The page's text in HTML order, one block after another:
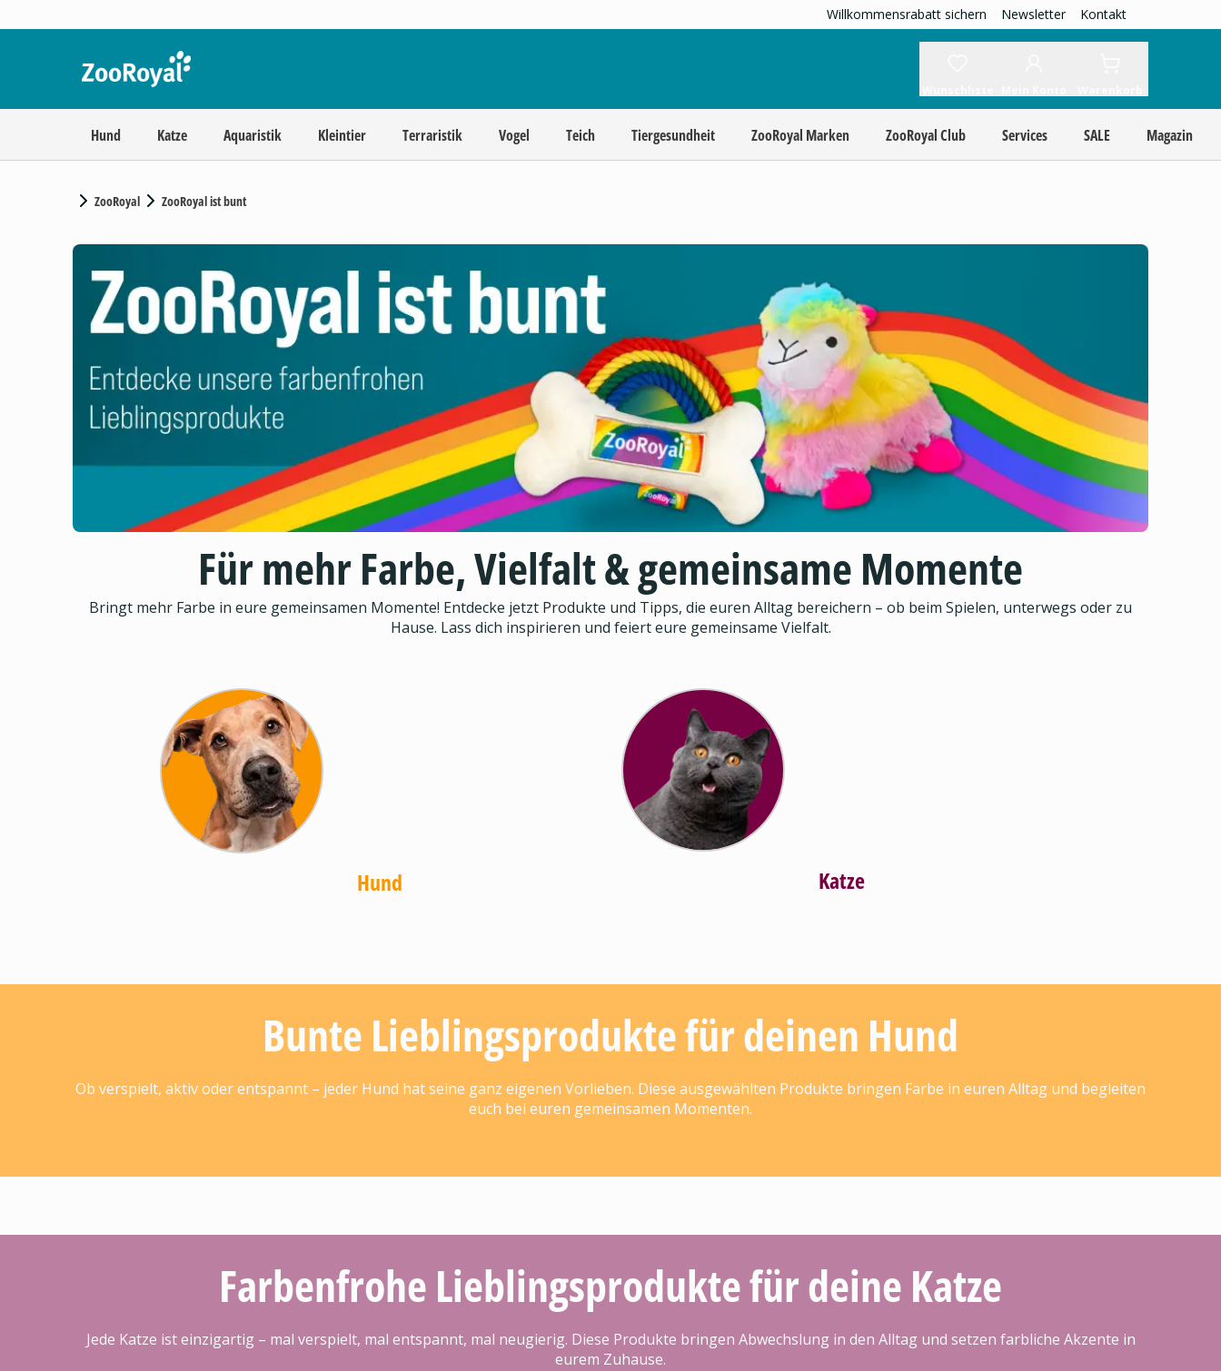
Willkommensrabatt sichern Newsletter Kontakt
Hund Katze Aquaristik Kleintier Terraristik Vogel Teich Tiergesundheit ZooRoyal Marken ZooRoyal Club Services SALE Magazin
ZooRoyal ZooRoyal ist bunt
Für mehr Farbe, Vielfalt & gemeinsame Momente
Bringt mehr Farbe in eure gemeinsamen Momente! Entdecke jetzt Produkte und Tipps, die euren Alltag bereichern – ob beim Spielen, unterwegs oder zu
Hause. Lass dich inspirieren und feiert eure gemeinsame Vielfalt.
Hund Katze
Bunte Lieblingsprodukte für deinen Hund
Ob verspielt, aktiv oder entspannt – jeder Hund hat seine ganz eigenen Vorlieben. Diese ausgewählten Produkte bringen Farbe in euren Alltag und begleiten
euch bei euren gemeinsamen Momenten.
Farbenfrohe Lieblingsprodukte für deine Katze
Jede Katze ist einzigartig – mal verspielt, mal entspannt, mal neugierig. Diese Produkte bringen Abwechslung in den Alltag und setzen farbliche Akzente in
eurem Zuhause.